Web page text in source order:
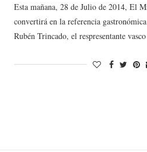
Esta mañana, 28 de Julio de 2014, El
convertirá en la referencia
Rubén Trincado, el respresentante